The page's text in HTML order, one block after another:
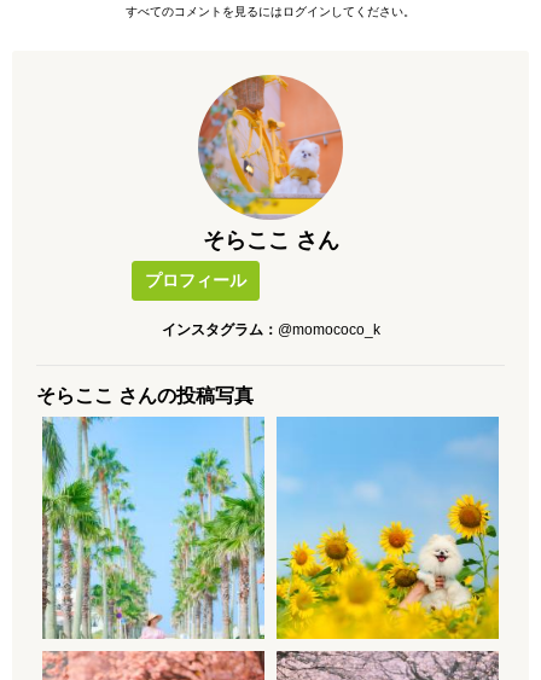
すべてのコメントを見るにはログインしてください。
そらここ さん
プロフィール
インスタグラム： @momococo_k
そらここ さんの投稿写真